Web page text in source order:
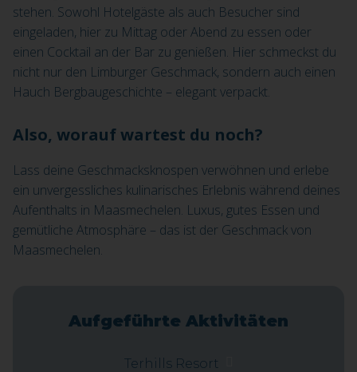
stehen. Sowohl Hotelgäste als auch Besucher sind
eingeladen, hier zu Mittag oder Abend zu essen oder
einen Cocktail an der Bar zu genießen. Hier schmeckst du
nicht nur den Limburger Geschmack, sondern auch einen
Hauch Bergbaugeschichte – elegant verpackt.
Also, worauf wartest du noch?
Lass deine Geschmacksknospen verwöhnen und erlebe
ein unvergessliches kulinarisches Erlebnis während deines
Aufenthalts in Maasmechelen. Luxus, gutes Essen und
gemütliche Atmosphäre – das ist der Geschmack von
Maasmechelen.
Aufgeführte Aktivitäten
Terhills Resort